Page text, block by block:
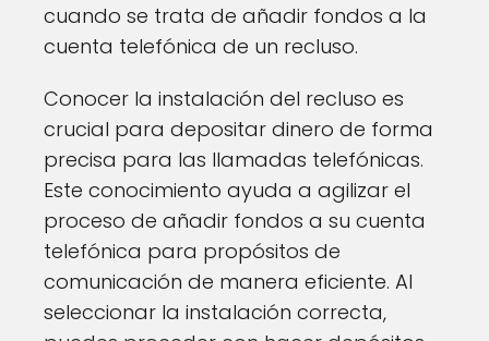
cuando se trata de añadir fondos a la
cuenta telefónica de un recluso.
Conocer la instalación del recluso es
crucial para depositar dinero de forma
precisa para las llamadas telefónicas.
Este conocimiento ayuda a agilizar el
proceso de añadir fondos a su cuenta
telefónica para propósitos de
comunicación de manera eficiente. Al
seleccionar la instalación correcta,